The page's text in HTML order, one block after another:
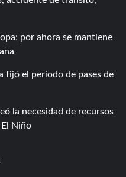
por ahora se mantiene
fijó el período de pases de
la necesidad de recursos
Niño